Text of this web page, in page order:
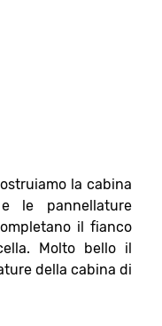
la cabina
le pannellature
il fianco
Molto bello il
della cabina di